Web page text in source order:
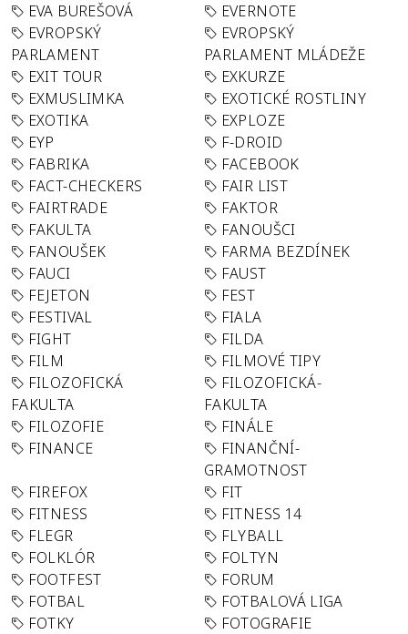
EVA BUREŠOVÁ
EVERNOTE
EVROPSKÝ
PARLAMENT
EVROPSKÝ
PARLAMENT MLÁDEŽE
EXIT TOUR
EXKURZE
EXMUSLIMKA
EXOTICKÉ ROSTLINY
EXOTIKA
EXPLOZE
EYP
F-DROID
FABRIKA
FACEBOOK
FACT-CHECKERS
FAIR LIST
FAIRTRADE
FAKTOR
FAKULTA
FANOUŠCI
FANOUŠEK
FARMA BEZDÍNEK
FAUCI
FAUST
FEJETON
FEST
FESTIVAL
FIALA
FIGHT
FILDA
FILM
FILMOVÉ TIPY
FILOZOFICKÁ
FAKULTA
FILOZOFICKÁ-
FAKULTA
FILOZOFIE
FINÁLE
FINANCE
FINANČNÍ-
GRAMOTNOST
FIREFOX
FIT
FITNESS
FITNESS 14
FLEGR
FLYBALL
FOLKLÓR
FOLTYN
FOOTFEST
FORUM
FOTBAL
FOTBALOVÁ LIGA
FOTKY
FOTOGRAFIE